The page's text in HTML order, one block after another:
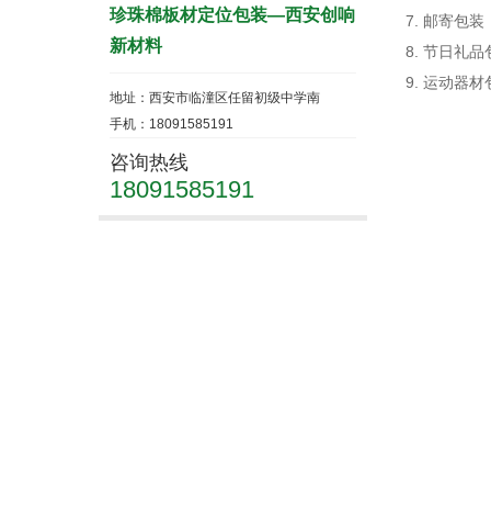
珍珠棉板材定位包装—西安创响
新材料
地址：西安市临潼区任留初级中学南
手机：18091585191
咨询热线
18091585191
7. 邮寄包装
8. 节日礼品
9. 运动器材